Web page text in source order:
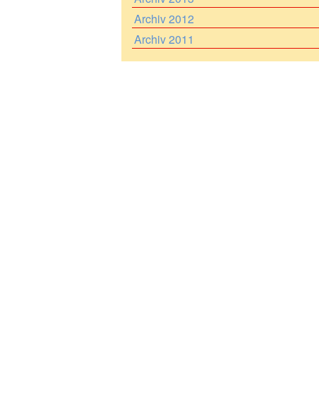
Archiv 2012
Archiv 2011